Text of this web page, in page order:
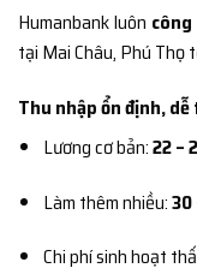
Humanbank luôn
tại Mai Châu, Phú Thọ
Thu nhập ổn định,
Lương cơ bản:22 –
Làm thêm nhiều:
Chi phí sinh hoạt